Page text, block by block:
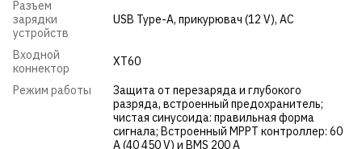
Разъем
зарядки
устройств
USB Type-A, прикурювач (12 V), AC
Входной
коннектор
XT60
Режим работы
Защита от перезаряда и глубокого
разряда, встроенный предохранитель;
чистая синусоида: правильная форма
сигнала; Встроенный MPPT контроллер: 60
A (40 450 V) и BMS 200 A